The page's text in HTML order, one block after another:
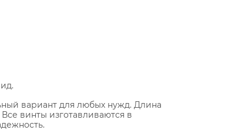
вариант для любых нужд. Длина
винты изготавливаются в